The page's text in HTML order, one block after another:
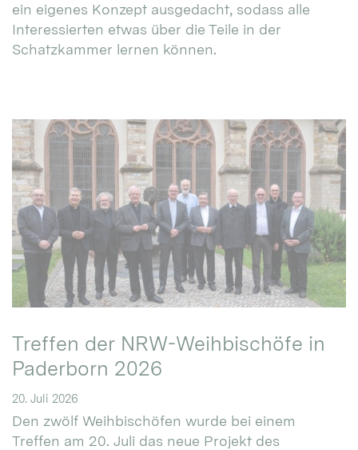
ein eigenes Konzept ausgedacht, sodass alle
Interessierten etwas über die Teile in der
Schatzkammer lernen können.
Treffen der NRW-Weihbischöfe in
Paderborn 2026
20. Juli 2026
Den zwölf Weihbischöfen wurde bei einem
Treffen am 20. Juli das neue Projekt des